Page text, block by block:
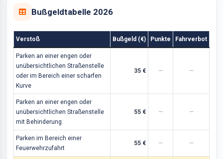
Bußgeldtabelle 2026
Verstoß Bußgeld (€) Punkte Fahrverbot
Parken an einer engen oder
unübersichtlichen Straßenstelle
oder im Bereich einer scharfen
Kurve
35 € — —
Parken an einer engen oder
unübersichtlichen Straßenstelle
mit Behinderung
55 € — —
Parken im Bereich einer
Feuerwehrzufahrt
55 € — —